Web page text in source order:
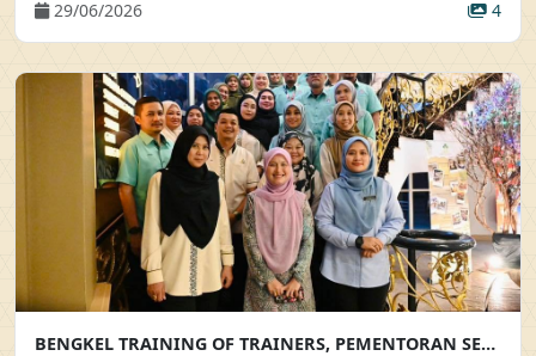
29/06/2026 4
BENGKEL TRAINING OF TRAINERS, PEMENTORAN SERTA BIMBINGAN AKRAB